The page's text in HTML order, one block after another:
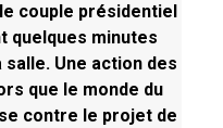
couple présidentiel
quelques minutes
Une action des
que le monde du
contre le projet de